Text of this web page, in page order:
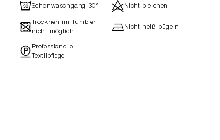
RSchonwaschgang 30° dNicht bleichen
- Trocknen im Tumbler
nicht möglich
hNicht heiß bügeln
"Professionelle
Textilpflege